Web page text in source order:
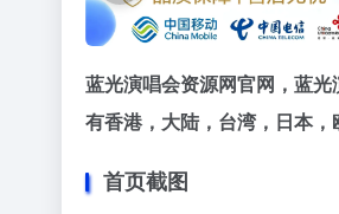
蓝光演唱会资源网官网，蓝
有香港，大陆，台湾，日本，
首页截图